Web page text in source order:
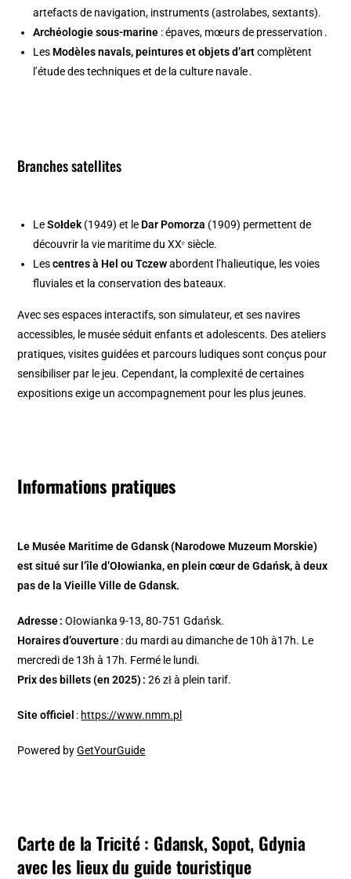
artefacts de navigation, instruments (astrolabes, sextants).
Archéologie sous-marine : épaves, mœurs de pre­sservation .
Les Modèles navals, peintures et objets d’artcomplètent
l’étude des techniques et de la culture navale .
Branches satellites
LeSołdek (1949) et le Dar Pomorza (1909) permettent de
découvrir la vie maritime du XXᵉ siècle.
Lescentres à Hel ou Tczewabordent l’halieutique, les voies
fluviales et la conservation des bateaux.
Avec ses espaces interactifs, son simulateur, et ses navires
accessibles, le musée séduit enfants et adolescents. Des ateliers
pratiques, visites guidées et parcours ludiques sont conçus pour
sensibiliser par le jeu. Cependant, la complexité de certaines
expositions exige un accompagnement pour les plus jeunes.
Informations pratiques
Le Musée Maritime de Gdansk (Narodowe Muzeum Morskie)
est situé sur l’île d’Ołowianka, en plein cœur de Gdańsk, à deux
pas de la Vieille Ville de Gdansk.
Adresse :Ołowianka 9-13, 80‑751 Gdańsk.
Horaires d’ouverture: du mardi au dimanche de 10h à17h. Le
mercredi de 13h à 17h. Fermé le lundi.
Prix des billets (en 2025) :26 zł à plein tarif.
Site officiel : https://www.nmm.pl
Powered byGetYourGuide
Carte de la Tricité : Gdansk, Sopot, Gdynia
avec les lieux du guide touristique